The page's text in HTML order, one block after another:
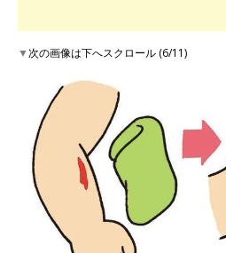
▼次の画像は下へスクロール (6/11)